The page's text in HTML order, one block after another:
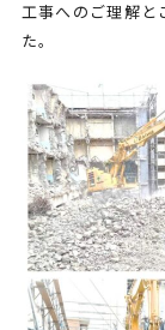
工事へのご理解と
た。